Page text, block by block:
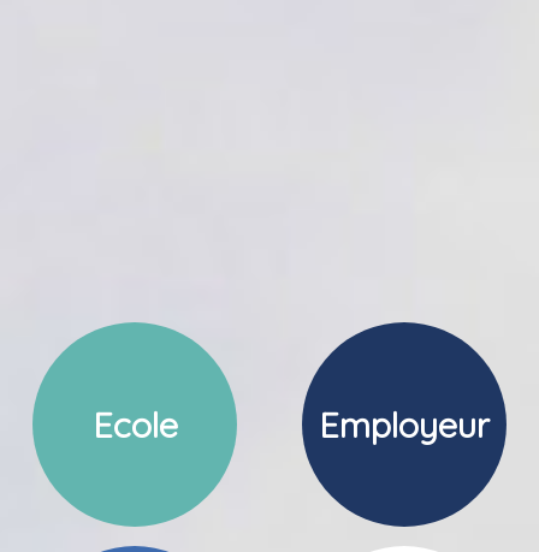
Ecole Employeur